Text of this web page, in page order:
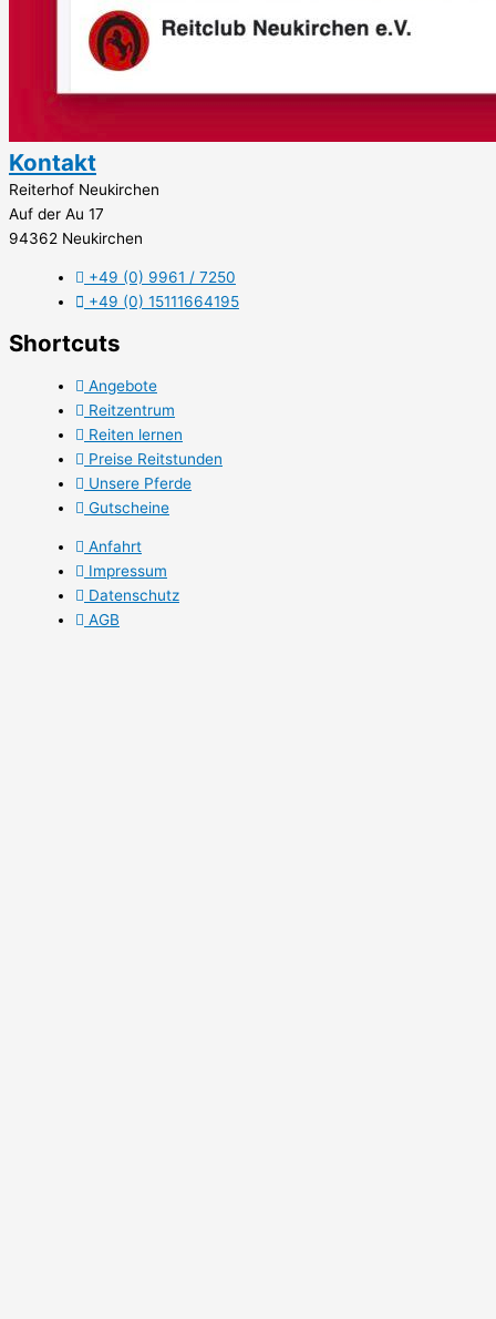
Kontakt
Reiterhof Neukirchen
Auf der Au 17
94362 Neukirchen
+49 (0) 9961 / 7250
+49 (0) 15111664195
Shortcuts
Angebote
Reitzentrum
Reiten lernen
Preise Reitstunden
Unsere Pferde
Gutscheine
Anfahrt
Impressum
Datenschutz
AGB